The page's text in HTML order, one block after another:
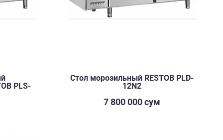
PLS-
Стол морозильный RESTOB PLD-
12N2
7 800 000 сум